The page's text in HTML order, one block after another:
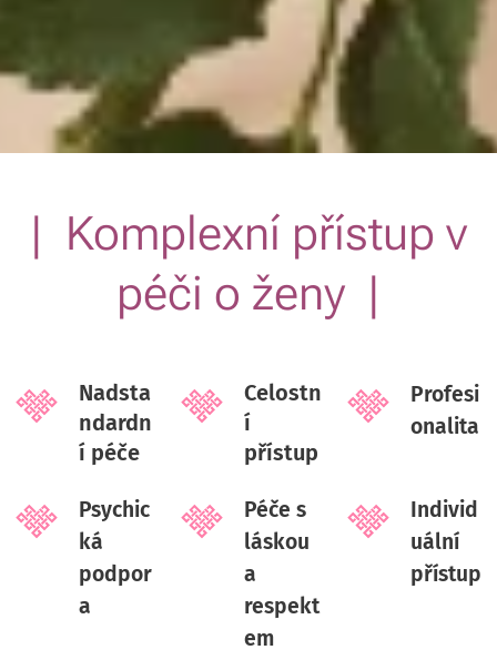
| Komplexní přístup v
péči o ženy |
Nadsta
ndardn
í péče
Celostn
í
přístup
Profesi
onalita
Psychic
ká
podpor
a
Péče s
láskou
a
respekt
em
Individ
uální
přístup